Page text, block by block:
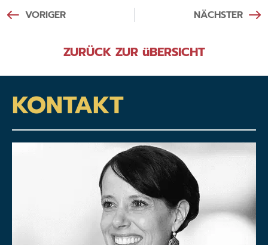
VORIGER NÄCHSTER
ZURÜCK ZUR üBERSICHT
KONTAKT